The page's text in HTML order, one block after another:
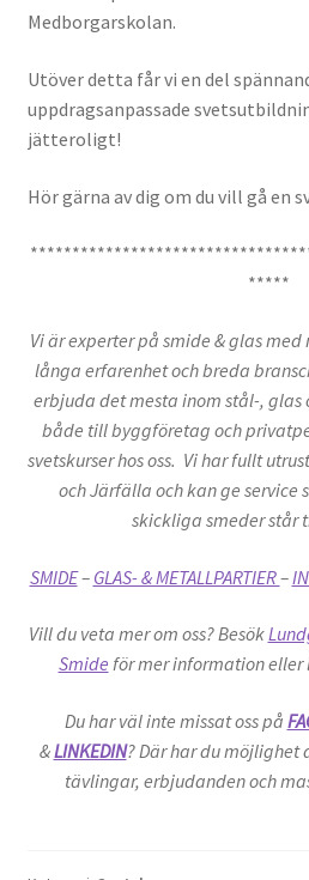
Medborgarskolan.
Utöver detta får vi en del
uppdragsanpassade
jätteroligt!
Hör gärna av dig om du vill gå en
*****
Vi är experter på smide & glas med
långa erfarenhet och breda
erbjuda det mesta inom stål-, glas
både till byggföretag och
svetskurser hos oss. Vi har fullt
och Järfälla och kan ge service
skickliga smeder står
SMIDE– GLAS- & METALLPARTIER–
Vill du veta mer om oss? Besök
Smide för mer information eller
Du har väl inte missat oss på
&LINKEDIN? Där har du möjlighet
tävlingar, erbjudanden och